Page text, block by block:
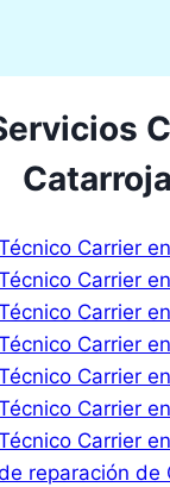
Catarroja
Carrier
Carrier
Carrier
Carrier
Carrier
Carrier
Carrier
reparación de